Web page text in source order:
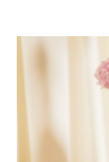
MODA & LJEPOTA